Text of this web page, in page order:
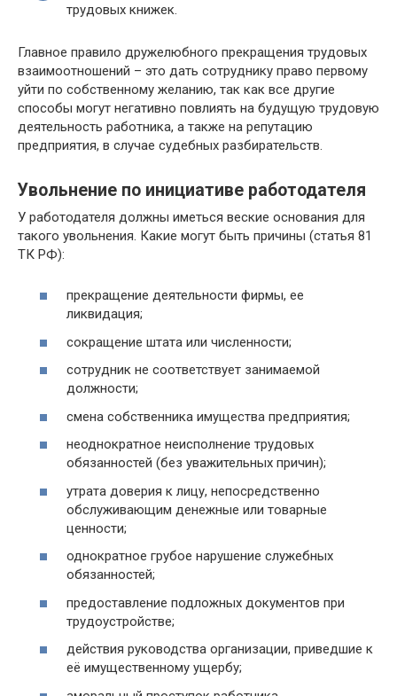
трудовых книжек.
Главное правило дружелюбного прекращения трудовых
взаимоотношений – это дать сотруднику право первому
уйти по собственному желанию, так как все другие
способы могут негативно повлиять на будущую трудовую
деятельность работника, а также на репутацию
предприятия, в случае судебных разбирательств.
Увольнение по инициативе работодателя
У работодателя должны иметься веские основания для
такого увольнения. Какие могут быть причины (статья 81
ТК РФ):
прекращение деятельности фирмы, ее
ликвидация;
сокращение штата или численности;
сотрудник не соответствует занимаемой
должности;
смена собственника имущества предприятия;
неоднократное неисполнение трудовых
обязанностей (без уважительных причин);
утрата доверия к лицу, непосредственно
обслуживающим денежные или товарные
ценности;
однократное грубое нарушение служебных
обязанностей;
предоставление подложных документов при
трудоустройстве;
действия руководства организации, приведшие к
её имущественному ущербу;